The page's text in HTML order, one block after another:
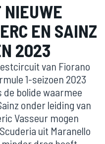
NIEUWE
EN SAINZ
2023
van Fiorano
1-seizoen 2023
de bolide waarmee
onder leiding van
Vasseur mogen
uit Maranello